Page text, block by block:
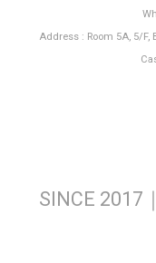
Address : Room 5A, 5/F,
SINCE 2017